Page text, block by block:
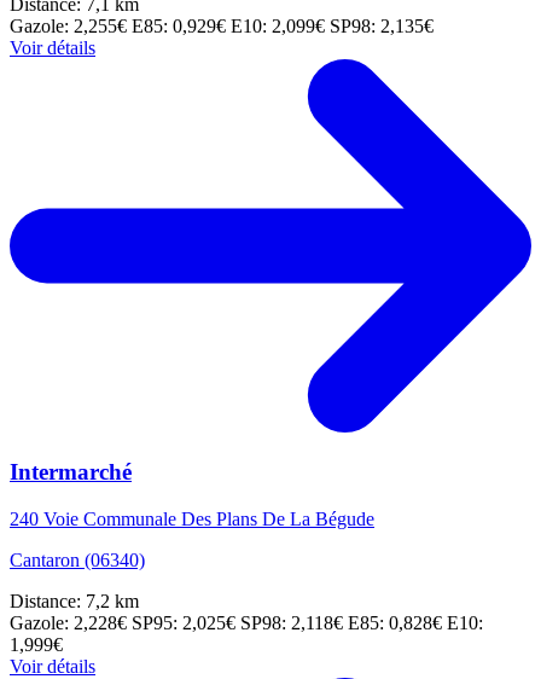
Distance: 7,1 km
Gazole: 2,255€ E85: 0,929€ E10: 2,099€ SP98: 2,135€
Voir détails
Intermarché
240 Voie Communale Des Plans De La Bégude
Cantaron (06340)
Distance: 7,2 km
Gazole: 2,228€ SP95: 2,025€ SP98: 2,118€ E85: 0,828€ E10:
1,999€
Voir détails